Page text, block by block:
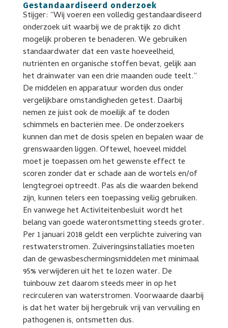
Gestandaardiseerd onderzoek
Stijger: “Wij voeren een volledig gestandaardiseerd
onderzoek uit waarbij we de praktijk zo dicht
mogelijk proberen te benaderen. We gebruiken
standaardwater dat een vaste hoeveelheid,
nutriënten en organische stoffen bevat, gelijk aan
het drainwater van een drie maanden oude teelt.”
De middelen en apparatuur worden dus onder
vergelijkbare omstandigheden getest. Daarbij
nemen ze juist ook de moeilijk af te doden
schimmels en bacteriën mee. De onderzoekers
kunnen dan met de dosis spelen en bepalen waar de
grenswaarden liggen. Oftewel, hoeveel middel
moet je toepassen om het gewenste effect te
scoren zonder dat er schade aan de wortels en/of
lengtegroei optreedt. Pas als die waarden bekend
zijn, kunnen telers een toepassing veilig gebruiken.
En vanwege het Activiteitenbesluit wordt het
belang van goede waterontsmetting steeds groter.
Per 1 januari 2018 geldt een verplichte zuivering van
restwaterstromen. Zuiveringsinstallaties moeten
dan de gewasbeschermingsmiddelen met minimaal
95% verwijderen uit het te lozen water. De
tuinbouw zet daarom steeds meer in op het
recirculeren van waterstromen. Voorwaarde daarbij
is dat het water bij hergebruik vrij van vervuiling en
pathogenen is, ontsmetten dus.